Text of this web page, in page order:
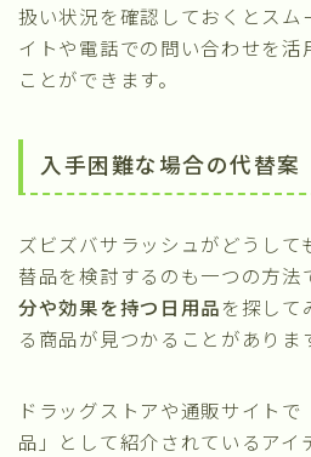
扱い状況を確認しておくとスム
イトや電話での問い合わせを活
ことができます。
入手困難な場合の代替案
ズビズバサラッシュがどうし
替品を検討するのも一つの方法
分や効果を持つ日用品を探して
る商品が見つかることがありま
ドラッグストアや通販サイト
品」として紹介されているアイ